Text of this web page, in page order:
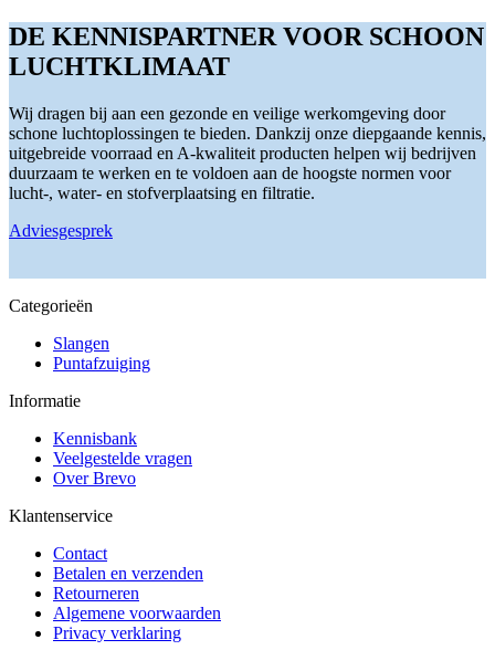
DE KENNISPARTNER VOOR SCHOON
LUCHTKLIMAAT
Wij dragen bij aan een gezonde en veilige werkomgeving door
schone luchtoplossingen te bieden. Dankzij onze diepgaande kennis,
uitgebreide voorraad en A-kwaliteit producten helpen wij bedrijven
duurzaam te werken en te voldoen aan de hoogste normen voor
lucht-, water- en stofverplaatsing en filtratie.
Adviesgesprek
Categorieën
Slangen
Puntafzuiging
Informatie
Kennisbank
Veelgestelde vragen
Over Brevo
Klantenservice
Contact
Betalen en verzenden
Retourneren
Algemene voorwaarden
Privacy verklaring